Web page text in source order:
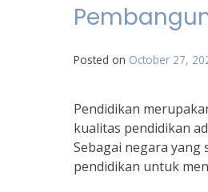
Posted on October 27,
Pendidikan
kualitas pendidikan
Sebagai negara
pendidikan untuk